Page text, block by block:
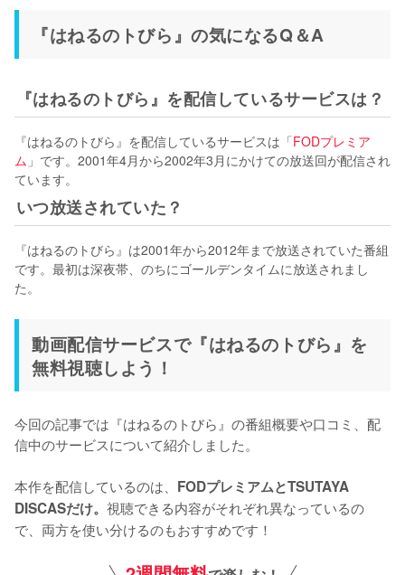
『はねるのトびら』の気になるQ＆A
『はねるのトびら』を配信しているサービスは？
『はねるのトびら』を配信しているサービスは「FODプレミア
ム 」です。2001年4月から2002年3月にかけての放送回が配信され
ています。
いつ放送されていた？
『はねるのトびら』は2001年から2012年まで放送されていた番組
です。最初は深夜帯、のちにゴールデンタイムに放送されまし
た。
動画配信サービスで『はねるのトびら』を
無料視聴しよう！
今回の記事では『はねるのトびら』の番組概要や口コミ、配
信中のサービスについて紹介しました。
本作を配信しているのは、 FODプレミアムとTSUTAYA
DISCASだけ。 視聴できる内容がそれぞれ異なっているの
で、両方を使い分けるのもおすすめです！